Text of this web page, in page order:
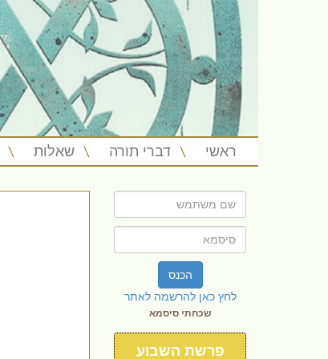
ראשי דברי תורה שאלות
הכנס
לחץ כאן להרשמה לאתר
שכחתי סיסמא
פרשת השבוע